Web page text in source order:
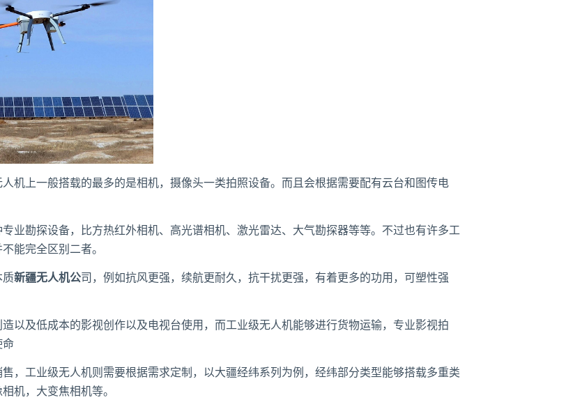
机上一般搭载的最多的是相机，摄像头一类拍照设备。而且会根据需要配有云台和图传电
勘探设备，比方热红外相机、高光谱相机、激光雷达、大气勘探器等等。不过也有许多工
能完全区别二者。
质新疆无人机公司，例如抗风更强，续航更耐久，抗干扰更强，有着更多的功用，可塑性强
及低成本的影视创作以及电视台使用，而工业级无人机能够进行货物运输，专业影视拍
命
工业级无人机则需要根据需求定制，以大疆经纬系列为例，经纬部分类型能够搭载多重类
机，大变焦相机等。